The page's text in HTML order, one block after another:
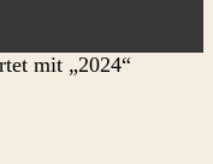
mit „2024“